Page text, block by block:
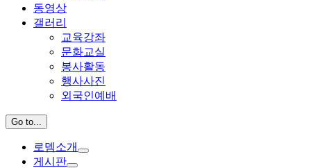
동영상
갤러리
교육강좌
문화교실
봉사활동
행사사진
외국인예배
Go to...
로뎀소개
게시판